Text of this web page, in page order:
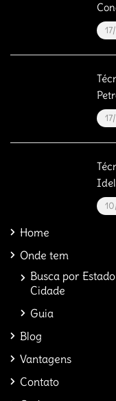
Home
Onde tem
Busca por
Cidade
Guia
Blog
Vantagens
Contato